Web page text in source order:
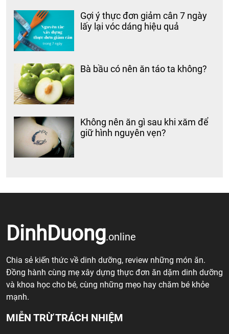
Gợi ý thực đơn giảm cân 7 ngày
lấy lại vóc dáng hiệu quả
Bà bầu có nên ăn táo ta không?
Không nên ăn gì sau khi xăm để
giữ hình nguyên vẹn?
DinhDuong.online
Chia sẻ kiến thức về dinh dưỡng, review những món ăn.
Đồng hành cùng mẹ xây dựng thực đơn ăn dặm dinh dưỡng
và khoa học cho bé, cùng những mẹo hay chăm bé khỏe
mạnh.
MIỄN TRỪ TRÁCH NHIỆM